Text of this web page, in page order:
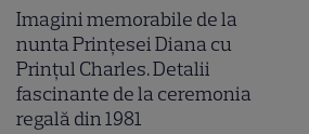
Imagini memorabile de la
nunta Prințesei Diana cu
Prințul Charles. Detalii
fascinante de la ceremonia
regală din 1981